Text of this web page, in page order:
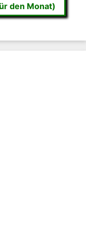
den Monat)